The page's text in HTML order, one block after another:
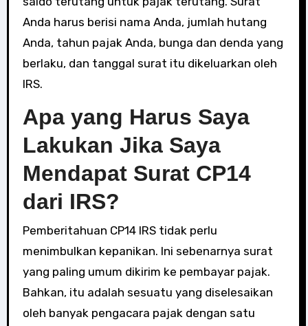
Anda harus berisi nama Anda, jumlah hutang
Anda, tahun pajak Anda, bunga dan denda yang
berlaku, dan tanggal surat itu dikeluarkan oleh
IRS.
Apa yang Harus Saya
Lakukan Jika Saya
Mendapat Surat CP14
dari IRS?
Pemberitahuan CP14 IRS tidak perlu
menimbulkan kepanikan. Ini sebenarnya surat
yang paling umum dikirim ke pembayar pajak.
Bahkan, itu adalah sesuatu yang diselesaikan
oleh banyak pengacara pajak dengan satu